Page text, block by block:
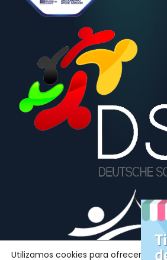
Utilizamos cookies para ofrecerte la